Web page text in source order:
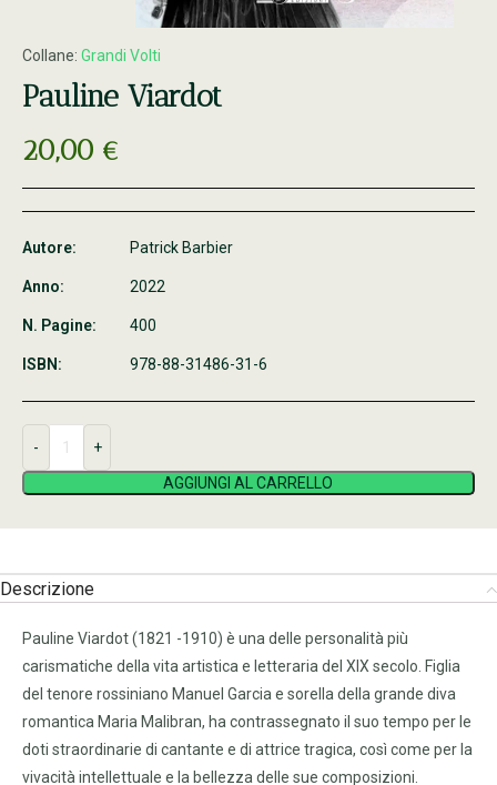
Collane: Grandi Volti
Pauline Viardot
20,00 €
Autore:
Anno:
N. Pagine:
ISBN:
Patrick Barbier
2022
400
978-88-31486-31-6
AGGIUNGI AL CARRELLO
Descrizione
Pauline Viardot (1821 -1910) è una delle personalità più
carismatiche della vita artistica e letteraria del XIX secolo. Figlia
del tenore rossiniano Manuel Garcia e sorella della grande diva
romantica Maria Malibran, ha contrassegnato il suo tempo per le
doti straordinarie di cantante e di attrice tragica, così come per la
vivacità intellettuale e la bellezza delle sue composizioni.